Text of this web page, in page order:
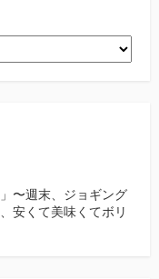
〜週末、ジョギング
安くて美味くてボリ